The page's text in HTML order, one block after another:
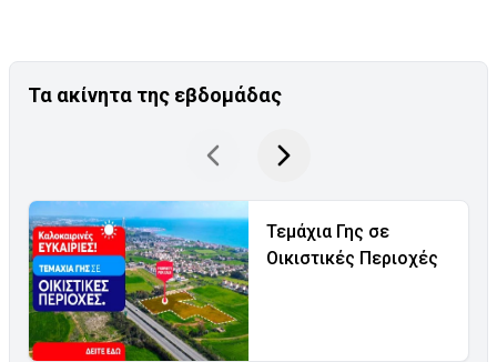
Τα ακίνητα της εβδομάδας
Τεμάχια Γης σε
Οικιστικές Περιοχές